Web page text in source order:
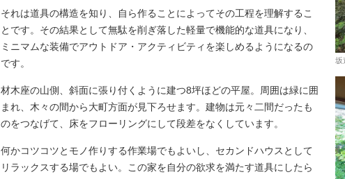
それは道具の構造を知り、自ら作ることによってその工程を理解するこ
とです。その結果として無駄を削ぎ落した軽量で機能的な道具になり、
ミニマムな装備でアウトドア・アクティビティを楽しめるようになるの
です。
材木座の山側、斜面に張り付くように建つ8坪ほどの平屋。周囲は緑に囲
まれ、木々の間から大町方面が見下ろせます。建物は元々二間だったも
のをつなげて、床をフローリングにして段差をなくしています。
何かコツコツとモノ作りする作業場でもよいし、セカンドハウスとして
リラックスする場でもよい。この家を自分の欲求を満たす道具にしたら
坂